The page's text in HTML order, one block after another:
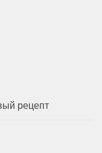
рецепт